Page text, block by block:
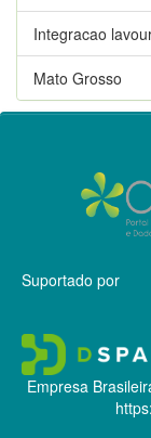
Integracao
Mato Grosso
Suportado por
Empresa